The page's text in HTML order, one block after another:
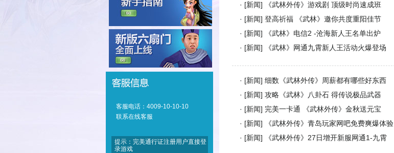
客服电话：4009-10-10-10
联系在线客服
提示：完美通行证注册用户直接登
录游戏
· [新闻] 《武林外传》游戏剧 顶级时尚速成班
· [新闻] 登高祈福 《武林》邀你共度重阳佳节
· [新闻] 《武林》电信2 -沧海新人王名单出炉
· [新闻] 《武林》网通九霄新人王活动火爆登场
· [新闻] 细数《武林外传》周薪都有哪些好东西
· [新闻] 攻略《武林》八卦石 得传说极品武器
· [新闻] 完美一卡通 《武林外传》金秋送元宝
· [新闻] 《武林外传》青岛玩家网吧免费爽爆体验
· [新闻] 《武林外传》27日增开新服网通1-九霄